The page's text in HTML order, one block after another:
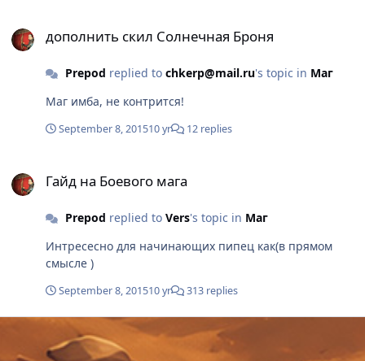
дополнить скил Солнечная Броня
Prepod replied to chkerp@mail.ru's topic in Маг
Маг имба, не контрится!
September 8, 201510 yr 12 replies
Гайд на Боевого мага
Prepod replied to Vers's topic in Маг
Интресесно для начинающих пипец как(в прямом
смысле )
September 8, 201510 yr 313 replies